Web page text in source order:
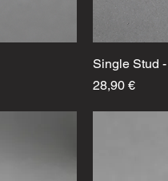
Single Stud
Preis
28,90 €